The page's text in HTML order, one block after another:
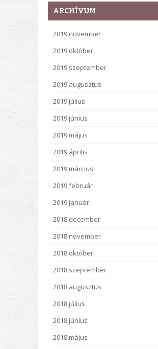
ARCHÍVUM
2019 november
2019 október
2019 szeptember
2019 augusztus
2019 július
2019 június
2019 május
2019 április
2019 március
2019 február
2019 január
2018 december
2018 november
2018 október
2018 szeptember
2018 augusztus
2018 július
2018 június
2018 május